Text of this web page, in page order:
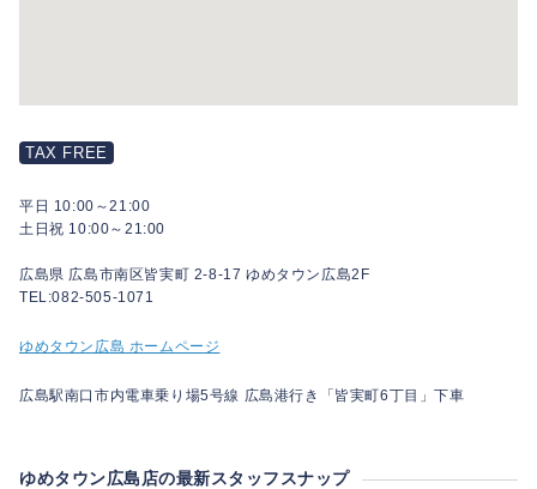
TAX FREE
平日 10:00～21:00
土日祝 10:00～21:00
広島県 広島市南区皆実町 2-8-17 ゆめタウン広島2F
TEL:082-505-1071
ゆめタウン広島 ホームページ
広島駅南口市内電車乗り場5号線 広島港行き「皆実町6丁目」下車
ゆめタウン広島店の最新スタッフスナップ